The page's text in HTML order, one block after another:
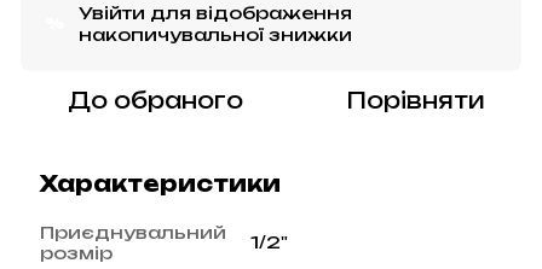
Увійти для відображення
накопичувальної знижки
До обраного Порівняти
Характеристики
Приєднувальний
розмір
1/2"